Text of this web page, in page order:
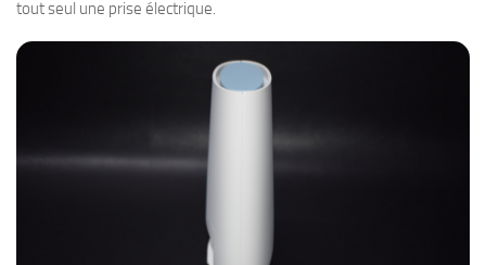
tout seul une prise électrique.